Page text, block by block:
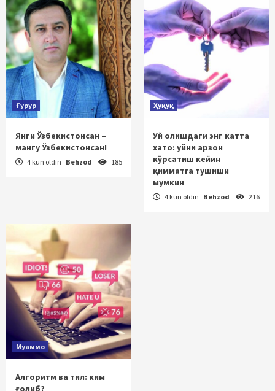
Ғурур
Янги Ўзбекистонсан –
мангу Ўзбекистонсан!
4 kun oldin Behzod 185
Ҳуқуқ
Уй олишдаги энг катта
хато: уйни арзон
кўрсатиш кейин
қимматга тушиши
мумкин
4 kun oldin Behzod 216
Муаммо
Алгоритм ва тил: ким
ғолиб?